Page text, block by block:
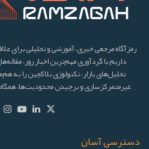
رمزآگاه مرجعی خبری، آموزشی و تحلیلی
داریم با گردآوری مهم‌ترین اخبار روز،
تحلیل‌های بازار، تکنولوژی بلاکچین را به
غیرمتمرکزسازی و برچیدن محدودیت‌ها،
دسترسی آسان